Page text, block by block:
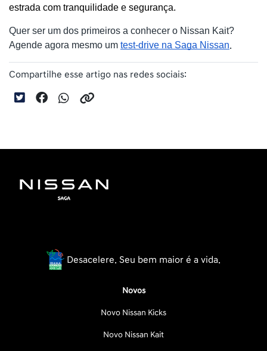
estrada com tranquilidade e segurança.
Quer ser um dos primeiros a conhecer o Nissan Kait?
Agende agora mesmo um test-drive na Saga Nissan.
Compartilhe esse artigo nas redes sociais:
Desacelere. Seu bem maior é a vida.
Novos
Novo Nissan Kicks
Novo Nissan Kait